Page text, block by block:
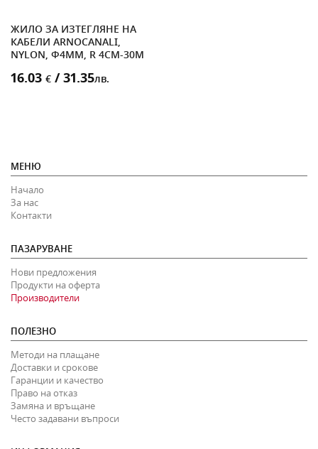
ЖИЛО ЗА ИЗТЕГЛЯНЕ НА
КАБЕЛИ ARNOCANALI,
NYLON, Ф4MM, R 4CM-30M
16.03 € / 31.35лв.
МЕНЮ
Начало
За нас
Контакти
ПАЗАРУВАНЕ
Нови предложения
Продукти на оферта
Производители
ПОЛЕЗНО
Методи на плащане
Доставки и срокове
Гаранции и качество
Право на отказ
Замяна и връщане
Често задавани въпроси